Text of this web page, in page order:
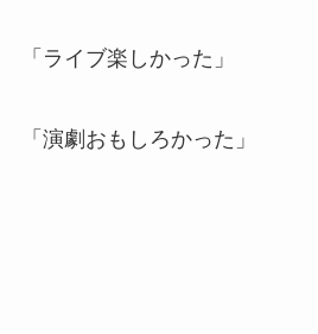
「ライブ楽しかった」
「演劇おもしろかった」